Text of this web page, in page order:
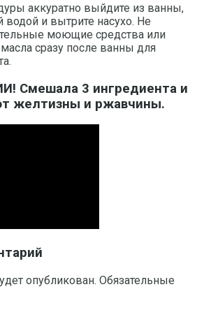
аккуратно выйдите из ванны,
водой и вытрите насухо. Не
моющие средства или
сразу после ванны для
Смешала 3 ингредиента и
желтизны и ржавчины.
опубликован. Обязательные